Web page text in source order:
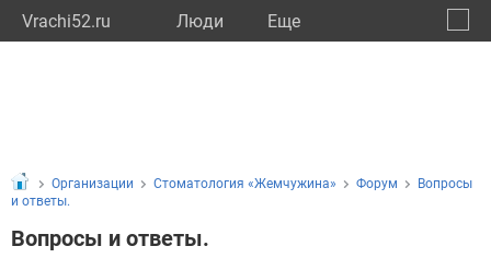
Vrachi52.ru Люди Eще
Организации Стоматология «Жемчужина» Форум
Вопросы
и ответы.
Вопросы и ответы.